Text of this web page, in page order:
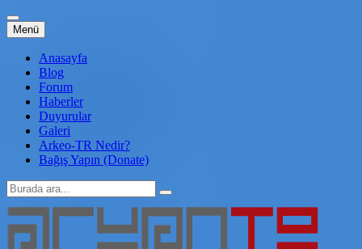
Menü İçeriğe
atla
Anasayfa
Blog
Forum
Haberler
Duyurular
Galeri
Arkeo-TR Nedir?
Bağış Yapın (Donate)
Arama: